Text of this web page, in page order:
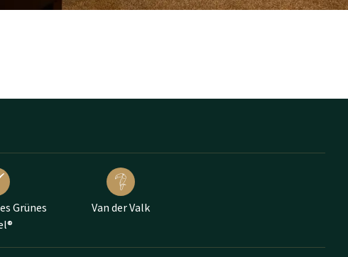
Grünes
Van der Valk